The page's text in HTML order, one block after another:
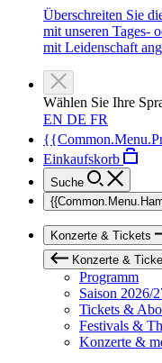
Überschreiten Sie
mit unseren Tages-
mit Leidenschaft
Wählen Sie Ihre
EN DE FR
Einkaufskorb
Suche
Konzerte & Tickets
Konzerte &
Programm
Saison 2026/
Tickets &
Festivals &
Konzerte &